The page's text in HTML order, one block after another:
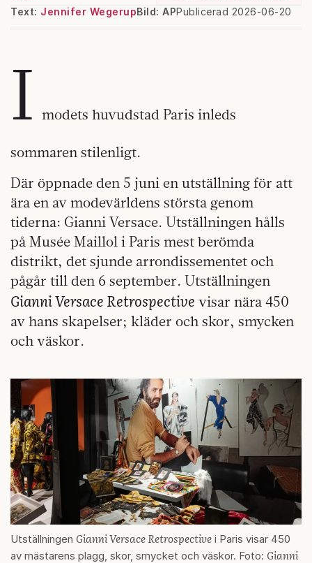
Text: Jennifer Wegerup Publicerad 2026-06-20
Bild: AP
I modets huvudstad Paris inleds
sommaren stilenligt.
Där öppnade den 5 juni en utställning för att
ära en av modevärldens största genom
tiderna: Gianni Versace. Utställningen hålls
på Musée Maillol i Paris mest berömda
distrikt, det sjunde arrondissementet och
pågår till den 6 september. Utställningen
Gianni Versace Retrospective visar nära 450
av hans skapelser; kläder och skor, smycken
och väskor.
Utställningen Gianni Versace Retrospective i Paris visar 450
av mästarens plagg, skor, smycket och väskor. Foto: Gianni